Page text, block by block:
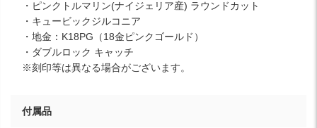
・ピンクトルマリン(ナイジェリア産) ラウンドカット
・キュービックジルコニア
・地金：K18PG（18金ピンクゴールド）
・ダブルロック キャッチ
※刻印等は異なる場合がございます。
付属品